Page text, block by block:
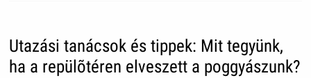
Utazási tanácsok és tippek: Mit tegyünk,
ha a repülõtéren elveszett a poggyászunk?